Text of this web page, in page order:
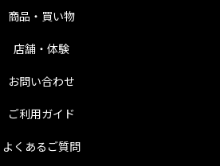
商品・買い物
店舗・体験
お問い合わせ
ご利用ガイド
よくあるご質問